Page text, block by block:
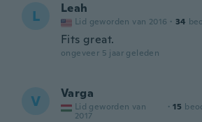
L Leah
Lid geworden van 2016 · 34
Fits great.
ongeveer 5 jaar geleden
V Varga
Lid geworden van
2017
· 15